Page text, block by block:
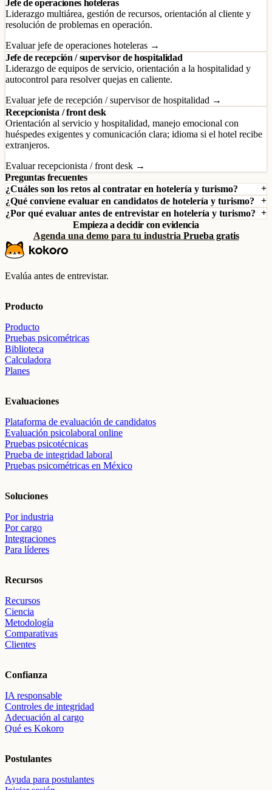
Jefe de operaciones hoteleras
Liderazgo multiárea, gestión de recursos, orientación al cliente y
resolución de problemas en operación.
Evaluar jefe de operaciones hoteleras →
Jefe de recepción / supervisor de hospitalidad
Liderazgo de equipos de servicio, orientación a la hospitalidad y
autocontrol para resolver quejas en caliente.
Evaluar jefe de recepción / supervisor de hospitalidad →
Recepcionista / front desk
Orientación al servicio y hospitalidad, manejo emocional con
huéspedes exigentes y comunicación clara; idioma si el hotel recibe
extranjeros.
Evaluar recepcionista / front desk →
Preguntas frecuentes
¿Cuáles son los retos al contratar en hotelería y turismo?
¿Qué conviene evaluar en candidatos de hotelería y turismo?
¿Por qué evaluar antes de entrevistar en hotelería y turismo?
Empieza a decidir con evidencia
Agenda una demo para tu industria Prueba gratis
Evalúa antes de entrevistar.
Producto
Producto
Pruebas psicométricas
Biblioteca
Calculadora
Planes
Evaluaciones
Plataforma de evaluación de candidatos
Evaluación psicolaboral online
Pruebas psicotécnicas
Prueba de integridad laboral
Pruebas psicométricas en México
Soluciones
Por industria
Por cargo
Integraciones
Para líderes
Recursos
Recursos
Ciencia
Metodología
Comparativas
Clientes
Confianza
IA responsable
Controles de integridad
Adecuación al cargo
Qué es Kokoro
Postulantes
Ayuda para postulantes